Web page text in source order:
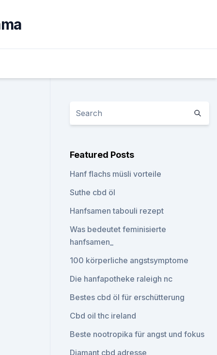
Featured Posts
Hanf flachs müsli vorteile
Suthe cbd öl
Hanfsamen tabouli rezept
Was bedeutet feminisierte
hanfsamen_
100 körperliche angstsymptome
Die hanfapotheke raleigh nc
Bestes cbd öl für erschütterung
Cbd oil thc ireland
Beste nootropika für angst und fokus
Diamant cbd adresse